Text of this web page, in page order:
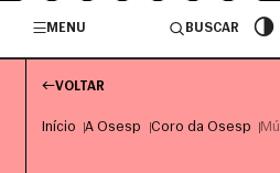
/
MENU
BUSCAR
VOLTAR
Início A Osesp Coro da Osesp